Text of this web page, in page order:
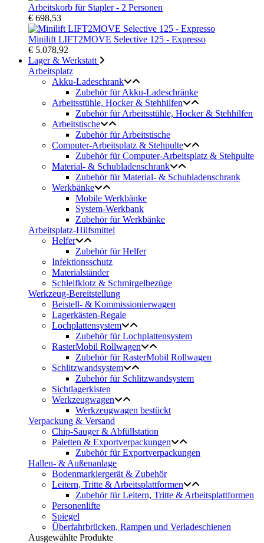
Arbeitskorb für Stapler - 2 Personen
€ 698,53
Minilift LIFT2MOVE Selective 125 - Expresso
€ 5.078,92
Lager & Werkstatt
Arbeitsplatz
Akku-Ladeschrank
Zubehör für Akku-Ladeschränke
Arbeitsstühle, Hocker & Stehhilfen
Zubehör für Arbeitsstühle, Hocker & Stehhilfen
Arbeitstische
Zubehör für Arbeitstische
Computer-Arbeitsplatz & Stehpulte
Zubehör für Computer-Arbeitsplatz & Stehpulte
Material- & Schubladenschrank
Zubehör für Material- & Schubladenschrank
Werkbänke
Mobile Werkbänke
System-Werkbank
Zubehör für Werkbänke
Arbeitsplatz-Hilfsmittel
Helfer
Zubehör für Helfer
Infektionsschutz
Materialständer
Schleifklotz & Schmirgelbezüge
Werkzeug-Bereitstellung
Beistell- & Kommissionierwagen
Lagerkästen-Regale
Lochplattensystem
Zubehör für Lochplattensystem
RasterMobil Rollwagen
Zubehör für RasterMobil Rollwagen
Schlitzwandsystem
Zubehör für Schlitzwandsystem
Sichtlagerkisten
Werkzeugwagen
Werkzeugwagen bestückt
Verpackung & Versand
Chip-Sauger & Abfüllstation
Paletten & Exportverpackungen
Zubehör für Exportverpackungen
Hallen- & Außenanlage
Bodenmarkiergerät & Zubehör
Leitern, Tritte & Arbeitsplattformen
Zubehör für Leitern, Tritte & Arbeitsplattformen
Personenlifte
Spiegel
Überfahrbrücken, Rampen und Verladeschienen
Ausgewählte Produkte